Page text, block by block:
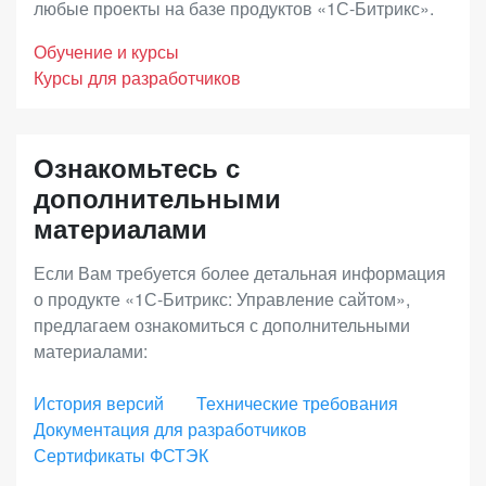
доходности. В дополнение к преимуществам
возможность построения дилерских продаж,
запустить программу лояльности и
аффилиатские программы, использовать
расширенную отчетность.
«Энтерпрайз»– лицензия с максимальной
функциональностью для средних и крупных
интернет-магазинов, региональных и
федеральных сетей. Позволяет выстраивать
онлайн-продажи во всех каналах присутствия с
единым центром управления, масштабировать
программного продукта клиентом по истечению
программный продукт (по статье 1281 ГК РФ).
любые проекты на базе продуктов «1С-Битрикс».
Обучение и курсы
Курсы для разработчиков
Ознакомьтесь с
дополнительными
материалами
Если Вам требуется более детальная информация
о продукте «1С-Битрикс: Управление сайтом»,
предлагаем ознакомиться с дополнительными
материалами:
История версий
Технические требования
Документация для разработчиков
Сертификаты ФСТЭК